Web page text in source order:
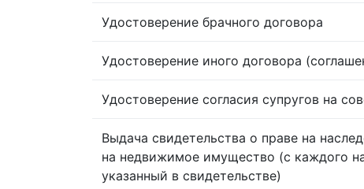
Удостоверение брачного договора
Удостоверение иного договора
Удостоверение согласия супругов на
Выдача свидетельства о праве на
на недвижимое имущество (с каждого
указанный в свидетельстве)